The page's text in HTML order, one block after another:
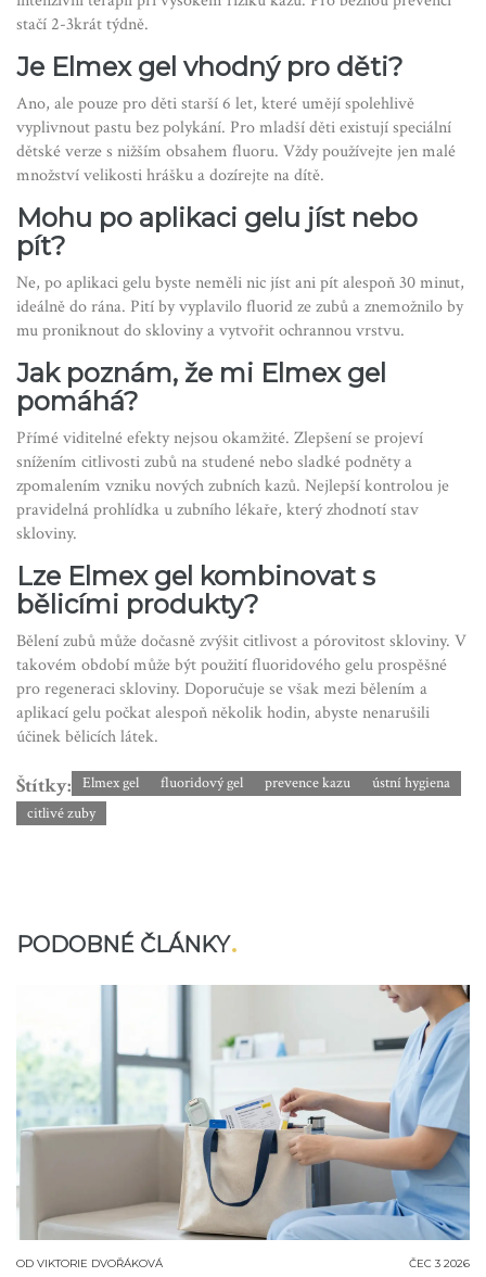
stačí 2-3krát týdně.
Je Elmex gel vhodný pro děti?
Ano, ale pouze pro děti starší 6 let, které umějí spolehlivě
vyplivnout pastu bez polykání. Pro mladší děti existují speciální
dětské verze s nižším obsahem fluoru. Vždy používejte jen malé
množství velikosti hrášku a dozírejte na dítě.
Mohu po aplikaci gelu jíst nebo
pít?
Ne, po aplikaci gelu byste neměli nic jíst ani pít alespoň 30 minut,
ideálně do rána. Pití by vyplavilo fluorid ze zubů a znemožnilo by
mu proniknout do skloviny a vytvořit ochrannou vrstvu.
Jak poznám, že mi Elmex gel
pomáhá?
Přímé viditelné efekty nejsou okamžité. Zlepšení se projeví
snížením citlivosti zubů na studené nebo sladké podněty a
zpomalením vzniku nových zubních kazů. Nejlepší kontrolou je
pravidelná prohlídka u zubního lékaře, který zhodnotí stav
skloviny.
Lze Elmex gel kombinovat s
bělicími produkty?
Bělení zubů může dočasně zvýšit citlivost a pórovitost skloviny. V
takovém období může být použití fluoridového gelu prospěšné
pro regeneraci skloviny. Doporučuje se však mezi bělením a
aplikací gelu počkat alespoň několik hodin, abyste nenarušili
účinek bělicích látek.
Štítky: Elmex gel fluoridový gel prevence kazu
ústní hygiena
citlivé zuby
PODOBNÉ ČLÁNKY
OD VIKTORIE DVOŘÁKOVÁ ČEC 3 2026